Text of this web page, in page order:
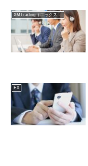
XMTrading（エックスエム）
FX